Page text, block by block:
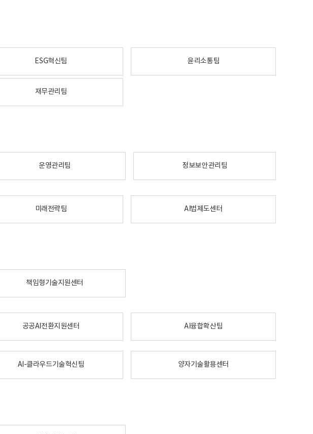
ESG혁신팀 윤리소통팀
재무관리팀
운영관리팀 정보보안관리팀
미래전략팀 AI법제도센터
책임형기술지원센터
공공AI전환지원센터 AI융합확산팀
AI-클라우드기술혁신팀 양자기술활용센터